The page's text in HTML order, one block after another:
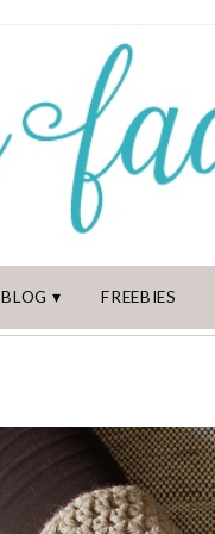
BLOG FREEBIES